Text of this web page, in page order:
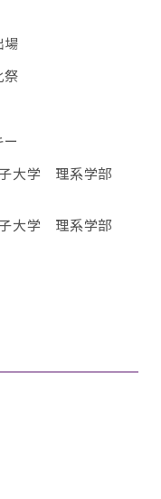
場
祭
大学 理系学部
大学 理系学部